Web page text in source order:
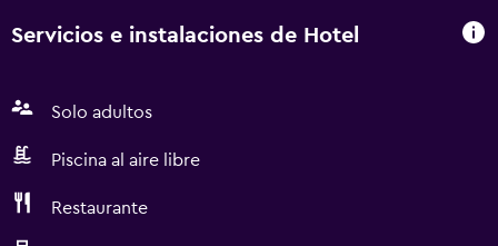
Servicios e instalaciones de Hotel
Solo adultos
Piscina al aire libre
Restaurante